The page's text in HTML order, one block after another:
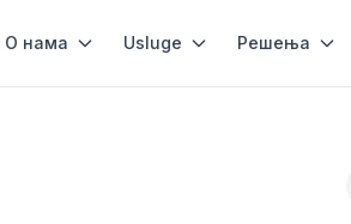
О нама Usluge Решења